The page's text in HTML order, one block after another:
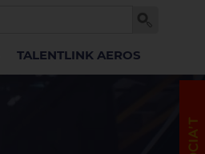
TALENTLINK AEROS